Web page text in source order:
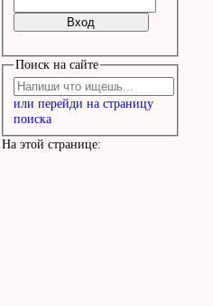
Поиск на сайте
или перейди на страницу
поиска
На этой странице: